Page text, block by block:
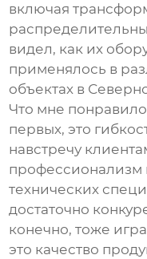
включая
видел, как их
применялось в
объектах в
Что мне
первых, это
навстречу
профессионализм
технических
достаточно
конечно, тоже
это качество